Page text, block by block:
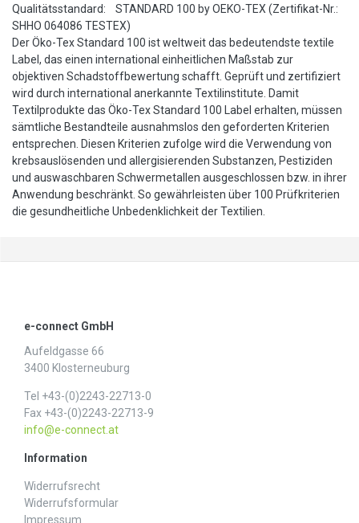
Qualitätsstandard: STANDARD 100 by OEKO-TEX (Zertifikat-Nr.:
SHHO 064086 TESTEX)
Der Öko-Tex Standard 100 ist weltweit das bedeutendste textile
Label, das einen international einheitlichen Maßstab zur
objektiven Schadstoffbewertung schafft. Geprüft und zertifiziert
wird durch international anerkannte Textilinstitute. Damit
Textilprodukte das Öko-Tex Standard 100 Label erhalten, müssen
sämtliche Bestandteile ausnahmslos den geforderten Kriterien
entsprechen. Diesen Kriterien zufolge wird die Verwendung von
krebsauslösenden und allergisierenden Substanzen, Pestiziden
und auswaschbaren Schwermetallen ausgeschlossen bzw. in ihrer
Anwendung beschränkt. So gewährleisten über 100 Prüfkriterien
die gesundheitliche Unbedenklichkeit der Textilien.
e-connect GmbH
Aufeldgasse 66
3400 Klosterneuburg
Tel +43-(0)2243-22713-0
Fax +43-(0)2243-22713-9
info@e-connect.at
Information
Widerrufs­recht
Widerrufs­formular
Impressum